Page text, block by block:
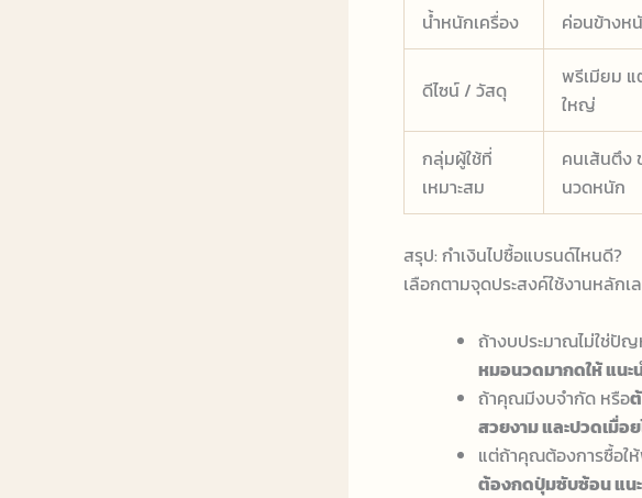
น้ำหนักเครื่อง ค่อนข้างห
ดีไซน์ / วัสดุ
พรีเมียม
ใหญ่
กลุ่มผู้ใช้ที่
เหมาะสม
คนเส้นตึง
นวดหนัก
สรุป: กำเงินไปซื้อแบรนด์ไหนดี?
เลือกตามจุดประสงค์ใช้งานหลักเ
ถ้างบประมาณไม่ใช่ปัญ
หมอนวดมากดให้ แนะ
ถ้าคุณมีงบจำกัด หรือ
สวยงาม และปวดเมื่อ
แต่ถ้าคุณต้องการซื้อใ
ต้องกดปุ่มซับซ้อน แนะ